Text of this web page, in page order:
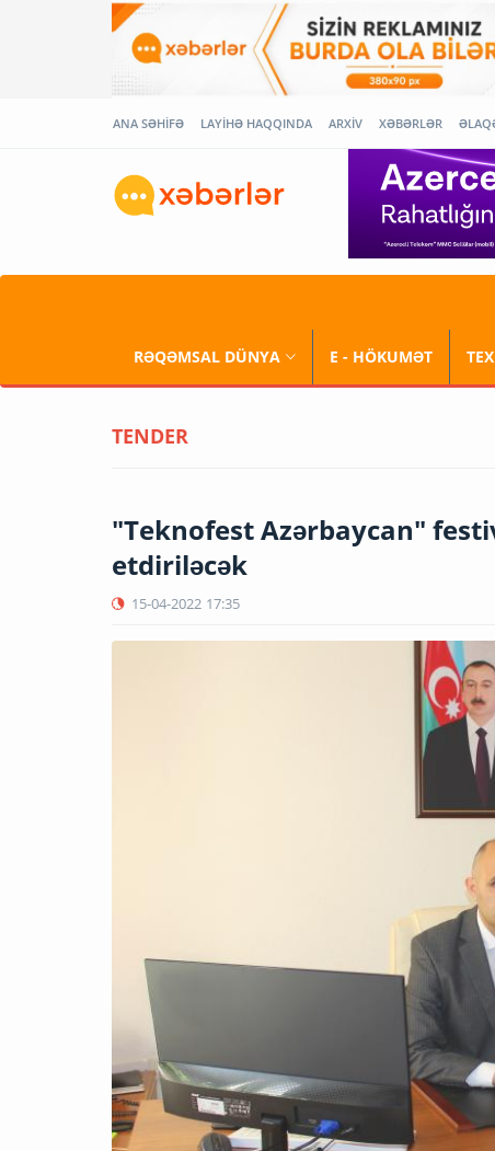
ANA SƏHİFƏ LAYİHƏ HAQQINDA ARXİV XƏBƏRLƏR
RƏQƏMSAL DÜNYA E - HÖKUMƏT
TENDER
"Teknofest Azərbaycan"
etdiriləcək
15-04-2022 17:35